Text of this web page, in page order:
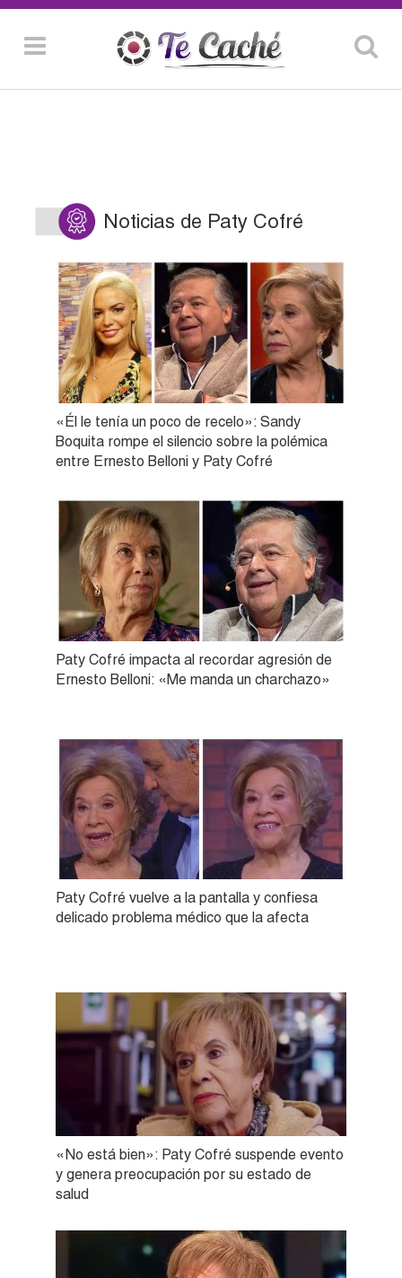
Noticias de Paty Cofré
«Él le tenía un poco de recelo»: Sandy
Boquita rompe el silencio sobre la polémica
entre Ernesto Belloni y Paty Cofré
Paty Cofré impacta al recordar agresión de
Ernesto Belloni: «Me manda un charchazo»
Paty Cofré vuelve a la pantalla y confiesa
delicado problema médico que la afecta
«No está bien»: Paty Cofré suspende evento
y genera preocupación por su estado de
salud